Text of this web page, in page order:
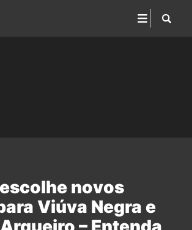
novos
Viúva Negra e